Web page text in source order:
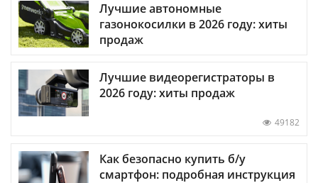
Лучшие автономные
газонокосилки в 2026 году: хиты
продаж
Лучшие видеорегистраторы в
2026 году: хиты продаж
49182
Как безопасно купить б/у
смартфон: подробная инструкция